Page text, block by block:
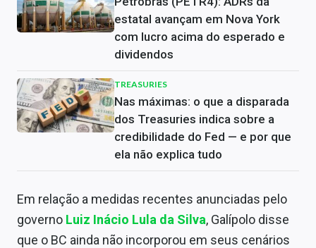
estatal avançam em Nova York
com lucro acima do esperado e
dividendos
TREASURIES
Nas máximas: o que a disparada
dos Treasuries indica sobre a
credibilidade do Fed — e por que
ela não explica tudo
Em relação a medidas recentes anunciadas pelo
governo Luiz Inácio Lula da Silva, Galípolo disse
que o BC ainda não incorporou em seus cenários